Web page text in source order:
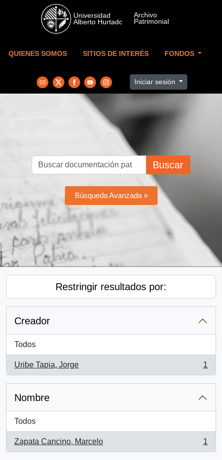
Skip to main content
QUIENES SOMOS SITIOS DE INTERÉS FONDOS
Iniciar sesión
Buscar
Búsqueda Avanzada »
Restringir resultados por:
Creador
Todos
Uribe Tapia, Jorge
, 1 resultados
1
Nombre
Todos
Zapata Cancino, Marcelo
, 1 resultados
1